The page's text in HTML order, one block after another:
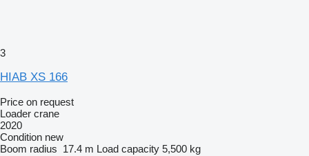
3
HIAB XS 166
Price on request
Loader crane
2020
Condition new
Boom radius 17.4 m Load capacity 5,500 kg